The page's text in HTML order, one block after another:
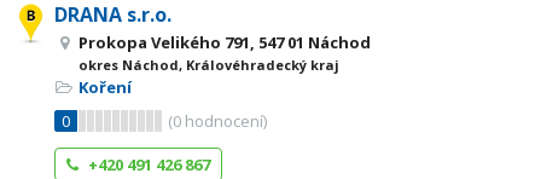
DRANA s.r.o.
Prokopa Velikého 791, 547 01 Náchod
okres Náchod, Královéhradecký kraj
Koření
0
(0 hodnocení)
+420 491 426 867